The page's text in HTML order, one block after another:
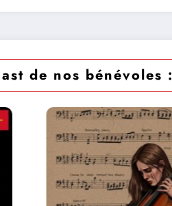
de nos bénévoles :